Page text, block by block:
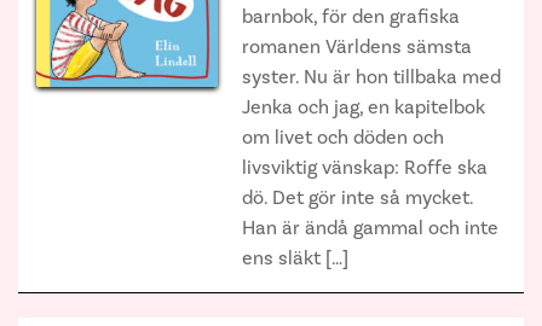
barnbok, för den grafiska
romanen Världens sämsta
syster. Nu är hon tillbaka med
Jenka och jag, en kapitelbok
om livet och döden och
livsviktig vänskap: Roffe ska
dö. Det gör inte så mycket.
Han är ändå gammal och inte
ens släkt […]